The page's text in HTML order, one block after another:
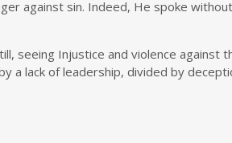
against sin. Indeed, He spoke
seeing Injustice and violence against
a lack of leadership, divided by